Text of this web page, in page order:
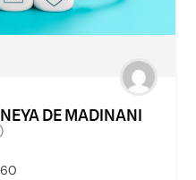
DE MADINANI